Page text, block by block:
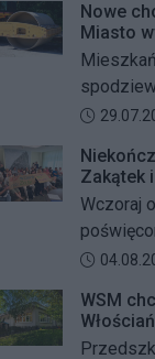
się
pamięci,
wspólne
Nowe
Miasto
miejskiej
dróg dla
ulicach
mają
się
Data
Zakątek
Dzielnicy
Wczoraj
Data
WSM